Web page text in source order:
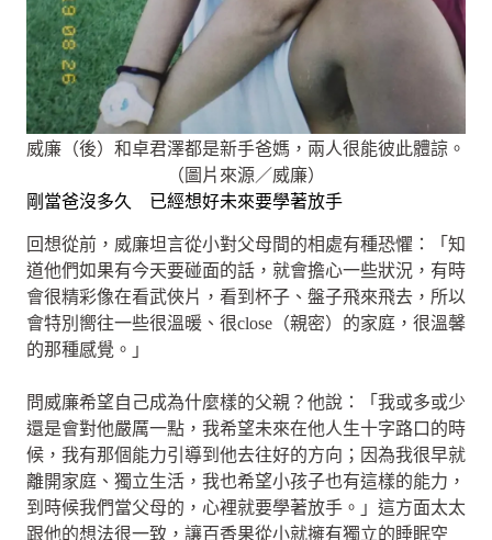
威廉（後）和卓君澤都是新手爸媽，兩人很能彼此體諒。
（圖片來源／威廉）
剛當爸沒多久 已經想好未來要學著放手
回想從前，威廉坦言從小對父母間的相處有種恐懼：「知
道他們如果有今天要碰面的話，就會擔心一些狀況，有時
會很精彩像在看武俠片，看到杯子、盤子飛來飛去，所以
會特別嚮往一些很溫暖、很close（親密）的家庭，很溫馨
的那種感覺。」
問威廉希望自己成為什麼樣的父親？他說：「我或多或少
還是會對他嚴厲一點，我希望未來在他人生十字路口的時
候，我有那個能力引導到他去往好的方向；因為我很早就
離開家庭、獨立生活，我也希望小孩子也有這樣的能力，
到時候我們當父母的，心裡就要學著放手。」這方面太太
跟他的想法很一致，讓百香果從小就擁有獨立的睡眠空